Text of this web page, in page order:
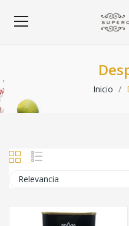
Inicio
Relevancia